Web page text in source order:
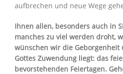
aufbrechen und neue Wege
Ihnen allen, besonders auch in
manches zu viel werden droht,
wünschen wir die Geborgenheit
Gottes Zuwendung liegt: das
bevorstehenden Feiertagen.